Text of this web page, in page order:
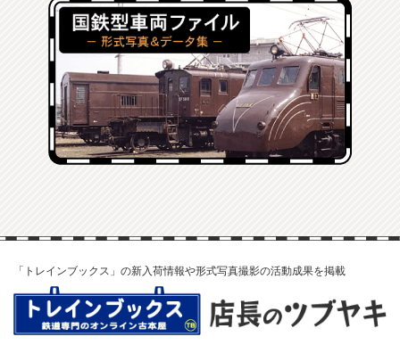
「トレインブックス」の新入荷情報や形式写真撮影の活動成果を掲載